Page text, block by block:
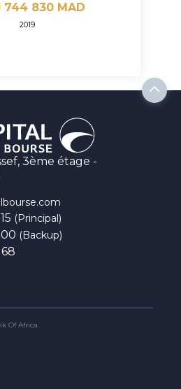
744 830 MAD
2019
3ème étage -
(Principal)
00 (Backup)
Of Africa